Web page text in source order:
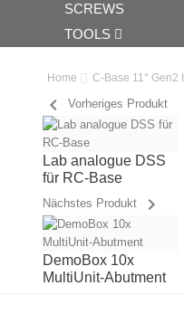
SCREWS
TOOLS
Home C-Base 11° Gen2
chevron_left Vorheriges Produkt
Lab analogue DSS
für RC-Base
Nächstes Produkt chevron_right
DemoBox 10x
MultiUnit-Abutment